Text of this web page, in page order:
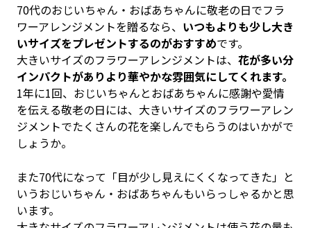
70代のおじいちゃん・おばあちゃんに敬老の日でフラ
ワーアレンジメントを贈るなら、 いつもよりも少し大き
いサイズをプレゼントするのがおすすめです。
大きいサイズのフラワーアレンジメントは、 花が多い分
インパクトがありより華やかな雰囲気にしてくれます。
1年に1回、おじいちゃんとおばあちゃんに感謝や愛情
を伝える敬老の日には、大きいサイズのフラワーアレン
ジメントでたくさんの花を楽しんでもらうのはいかがで
しょうか。
また70代になって「目が少し見えにくくなってきた」と
いうおじいちゃん・おばあちゃんもいらっしゃるかと思
います。